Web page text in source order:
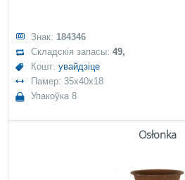
Знак: 184346
Складскія запасы:49,
Кошт:увайдзіце
Памер: 35x40x18
Упакоўка 8
Osłonka